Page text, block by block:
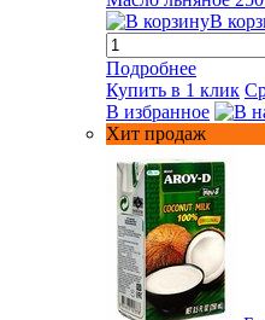
В
Подробнее
Купить в 1 клик
В избранное
Хит продаж